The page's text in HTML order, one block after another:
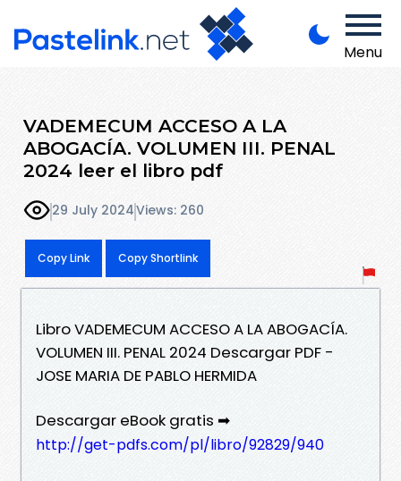
Menu
VADEMECUM ACCESO A LA
ABOGACÍA. VOLUMEN III. PENAL
2024 leer el libro pdf
29 July 2024Views: 260
Copy Link Copy Shortlink
Libro VADEMECUM ACCESO A LA ABOGACÍA.
VOLUMEN III. PENAL 2024 Descargar PDF -
JOSE MARIA DE PABLO HERMIDA
Descargar eBook gratis ➡
http://get-pdfs.com/pl/libro/92829/940